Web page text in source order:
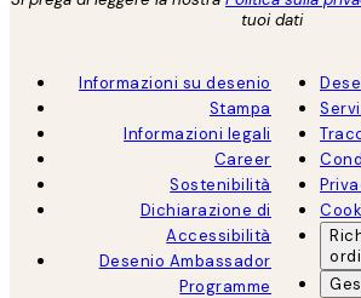
tuoi dati
Informazioni su desenio
Stampa
Informazioni legali
Career
Sostenibilità
Dichiarazione di
Accessibilità
Desenio Ambassador
Programme